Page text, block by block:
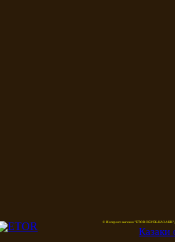
© Интернет-магазин "ETOR ОБУВЬ КАЗАКИ",
Казаки